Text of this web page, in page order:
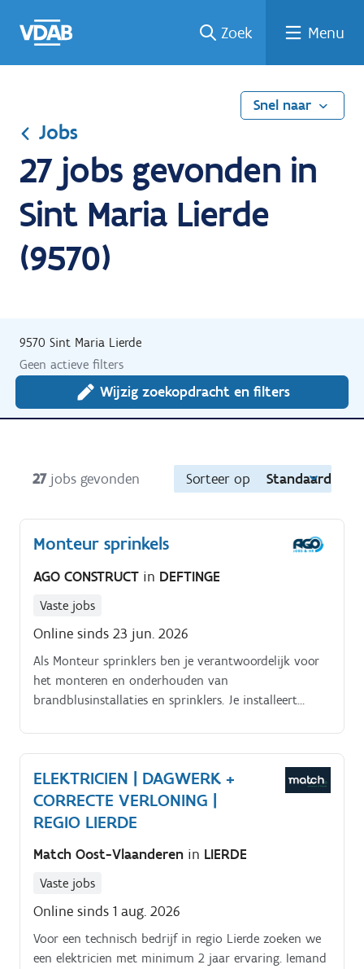
naar
een
een
job
naar
Zoek Menu
Snel naar
Jobs
27 jobs gevonden in
Sint Maria Lierde
(9570)
9570 Sint Maria Lierde
Geen actieve filters
Wijzig zoekopdracht en filters
27 jobs gevonden Sorteer op Standaard
Monteur sprinkels
AGO CONSTRUCT in DEFTINGE
Vaste jobs
Online sinds 23 jun. 2026
Als Monteur sprinklers ben je verantwoordelijk voor
het monteren en onderhouden van
brandblusinstallaties en sprinklers. Je installeert
onder het plafond en zorgt ervoor dat de systemen
optimaal functioneren. Daarnaast voer je testen uit,
pleeg je onderhoud en los je eventuele storingen op.
Je werkt zowel zelfstandig als in teamverband en
hebt oog voor kwaliteit en veiligheid.
ELEKTRICIEN | DAGWERK +
CORRECTE VERLONING |
REGIO LIERDE
Match Oost-Vlaanderen in LIERDE
Vaste jobs
Online sinds 1 aug. 2026
Voor een technisch bedrijf in regio Lierde zoeken we
een elektricien met minimum 2 jaar ervaring. Iemand